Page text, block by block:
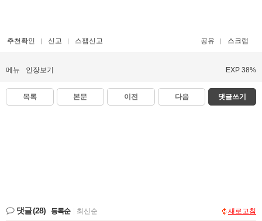
추천확인 신고 스팸신고 공유 스크랩
메뉴 인장보기 EXP 38%
목록 본문 이전 다음 댓글쓰기
댓글(28) 등록순 최신순 새로고침